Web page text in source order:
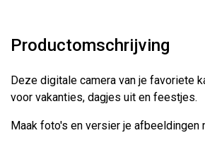
Productomschrijving
Deze digitale camera van je favoriete
voor vakanties, dagjes uit en feestjes.
Maak foto's en versier je